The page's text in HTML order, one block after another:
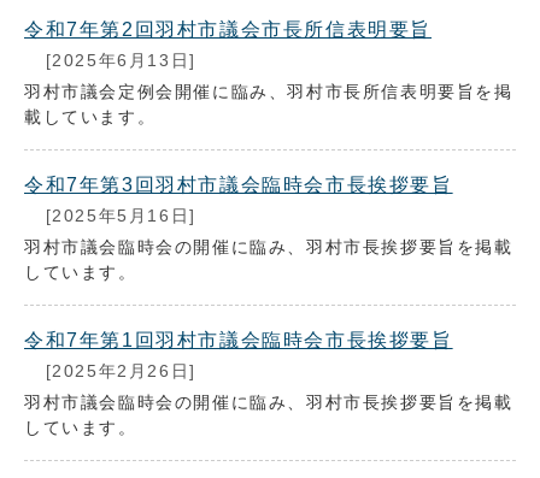
令和7年第2回羽村市議会市長所信表明要旨
[2025年6月13日]
羽村市議会定例会開催に臨み、羽村市長所信表明要旨を掲
載しています。
令和7年第3回羽村市議会臨時会市長挨拶要旨
[2025年5月16日]
羽村市議会臨時会の開催に臨み、羽村市長挨拶要旨を掲載
しています。
令和7年第1回羽村市議会臨時会市長挨拶要旨
[2025年2月26日]
羽村市議会臨時会の開催に臨み、羽村市長挨拶要旨を掲載
しています。